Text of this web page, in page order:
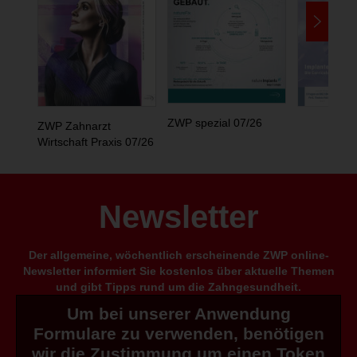
ZWP Zahnarzt
Wirtschaft Praxis 07/26
ZWP spezial 07/26
Newsletter
Der allgemeine, wöchentlich erscheinende ZWP online-
Newsletter informiert Sie kostenlos über aktuelle Themen
und gibt Tipps rund um die Zahngesundheit.
Um bei unserer Anwendung
Formulare zu verwenden, benötigen
wir die Zustimmung um einen Token